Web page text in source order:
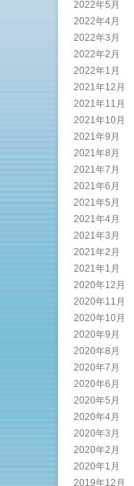
2022年5月
2022年4月
2022年3月
2022年2月
2022年1月
2021年12月
2021年11月
2021年10月
2021年9月
2021年8月
2021年7月
2021年6月
2021年5月
2021年4月
2021年3月
2021年2月
2021年1月
2020年12月
2020年11月
2020年10月
2020年9月
2020年8月
2020年7月
2020年6月
2020年5月
2020年4月
2020年3月
2020年2月
2020年1月
2019年12月